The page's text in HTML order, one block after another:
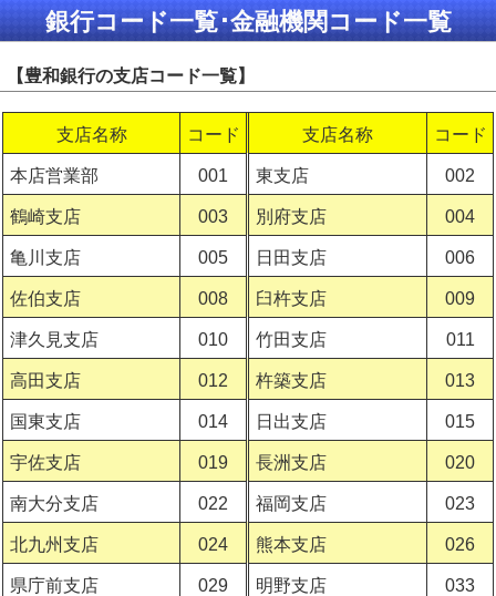
銀行コード一覧･金融機関コード一覧
【豊和銀行の支店コード一覧】
支店名称 コード 支店名称 コード
本店営業部 001 東支店 002
鶴崎支店 003 別府支店 004
亀川支店 005 日田支店 006
佐伯支店 008 臼杵支店 009
津久見支店 010 竹田支店 011
高田支店 012 杵築支店 013
国東支店 014 日出支店 015
宇佐支店 019 長洲支店 020
南大分支店 022 福岡支店 023
北九州支店 024 熊本支店 026
県庁前支店 029 明野支店 033